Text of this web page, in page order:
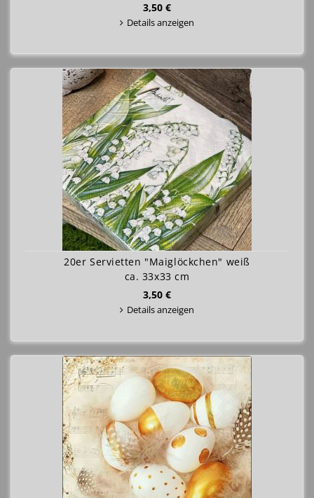
3,50 €
Details anzeigen
20er Servietten "Maiglöckchen" weiß
ca. 33x33 cm
3,50 €
Details anzeigen